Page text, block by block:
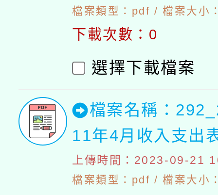
檔案類型：pdf / 檔案大小
下載次數：0
選擇下載檔案
檔案名稱：
11年4月收入支出
上傳時間：2023-09-21
檔案類型：pdf / 檔案大小